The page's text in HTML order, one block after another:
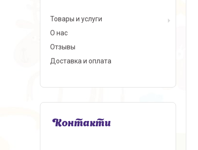
Товары и услуги
О нас
Отзывы
Доставка и оплата
Контакти